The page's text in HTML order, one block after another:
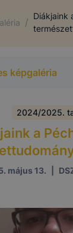
/
Diákjaink
képgaléria
2024/2025.
a
május 13.